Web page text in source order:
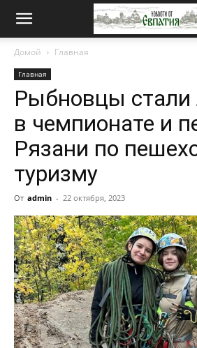
Новости
Евпатия
Домой Главная
Главная
Рыбновцы
в чемпионате и
Рязани по
туризму
От admin - 22 октября, 2023